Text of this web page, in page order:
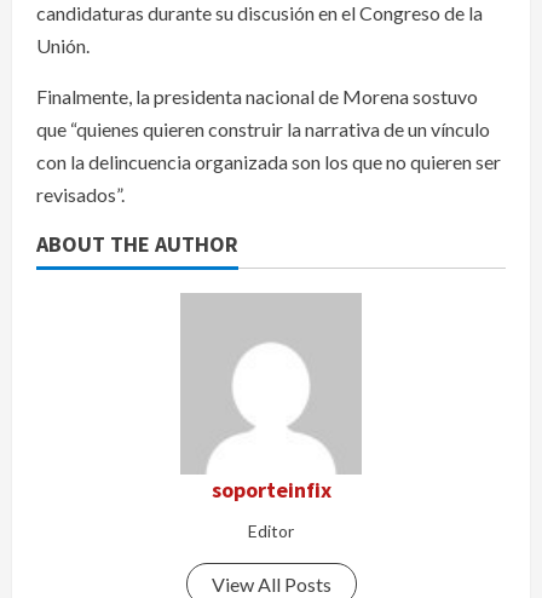
candidaturas durante su discusión en el Congreso de la
Unión.
Finalmente, la presidenta nacional de Morena sostuvo
que “quienes quieren construir la narrativa de un vínculo
con la delincuencia organizada son los que no quieren ser
revisados”.
ABOUT THE AUTHOR
soporteinfix
Editor
View All Posts